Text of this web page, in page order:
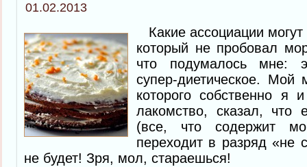
01.02.2013
Какие ассоциации могут
который не пробовал
что подумалось мне:
супер-диетическое.
которого собственно я
лакомство, сказал, что
(все, что содержит
переходит в разряд «не
не будет! Зря, мол, стараешься!